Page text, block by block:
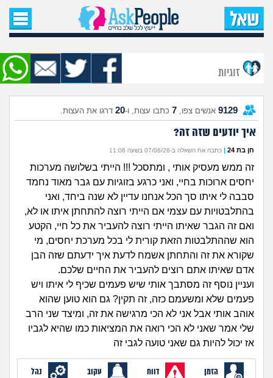
עמוד הבית
שאל שאלה
שאלות חדשות
שאלות שעוררו עניין
עצות חדשות
מה קורה כאן?
מתחם הטיפים
מדורים
זוגיות
היריון ולידה
הורות ומשפחה
מתבגרים
חיפוש שאלות
הרשמה | התחברות
זוגיות
9129 אנשים צפו, 7 כתבו עצות, ו-20 דרגו את העצות.
איך יודעים שזה זה?
חן בת 24 | כתבה את השאלה ב-07/06/26 בשעה 11:06
זה ממש מעסיק אותי , ומתסכל !!! הייתי בשלושה מערכות
יחסים ארוכות בחיי, ואני כרגע בזוגיות עם גבר מאוד נחמד
סבבה לי איתו סך הכל אנחנו עדיין לא שנה ביחד, ואני
בהתלבטויות עם עצמי אם הייתי רוצה להתחתן איתו או לא,
ואם זה הגבר שאיתו הייתי רוצה להעביר את כל חיי, הקטע
הוא שההתלבטות הזאת קורית לי בכל מערכת יחסים, מי
שקורא את זה והתחתן אשמח לדעת איך ידעתם שזה הבן
אדם שאיתו אתם רוצים להעביר את החיים שלכם.
ועניין נוסף זה מסתבך אותי שיש פעמים שכיף לי איתו ויש
פעמים שלא ומשעמם כזה, זה תקין? גם הוא טוען שהוא
אוהב אותי אבל אני לא הכי מרגישה את זה, ומיצד שני הרב
שלי אמר שאני לא הכי רואה את המציאות כמו שהיא לגביו
אז יכול להיות גם שאני טועה לגבי זה
הזמן דווח עקוב נהל